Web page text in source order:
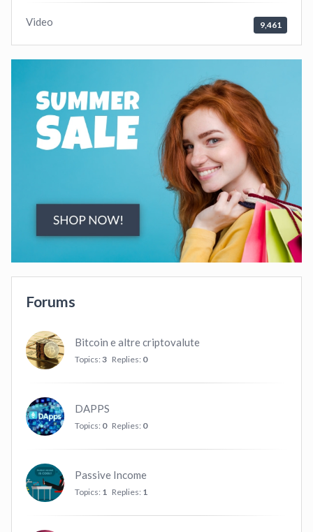
Video 9,461
Forums
Bitcoin e altre criptovalute
Topics: 3 Replies: 0
DAPPS
Topics: 0 Replies: 0
Passive Income
Topics: 1 Replies: 1